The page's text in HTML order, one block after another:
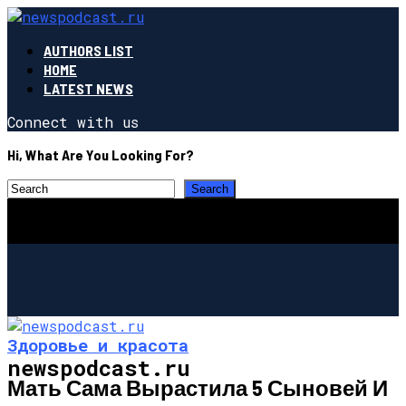
AUTHORS LIST
HOME
LATEST NEWS
Connect with us
Hi, What Are You Looking For?
newspodcast.ru
Здоровье и красота
Мать Сама Вырастила 5 Сыновей И